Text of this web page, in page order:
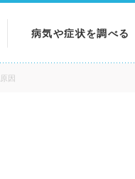
病気や症状を調べる
病気を調べる
原因